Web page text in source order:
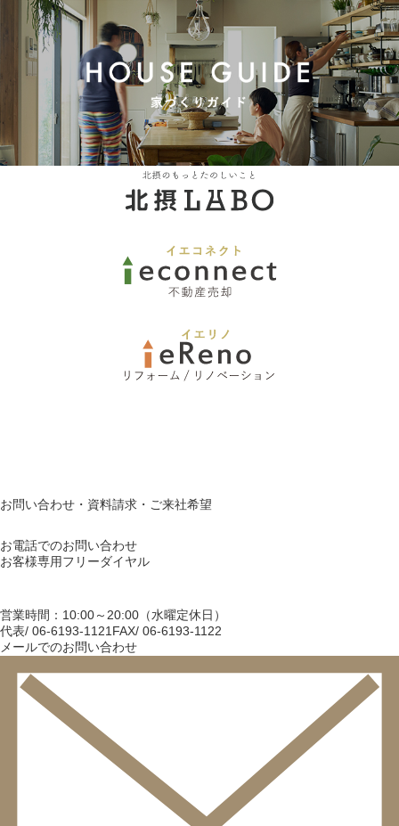
お問い合わせ・資料請求・ご来社希望
お電話でのお問い合わせ
お客様専用フリーダイヤル
営業時間：10:00～20:00（水曜定休日）
代表/ 06-6193-1121 FAX/ 06-6193-1122
メールでのお問い合わせ